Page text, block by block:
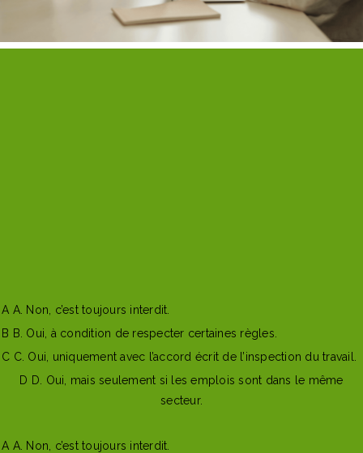
A A. Non, c’est toujours interdit.
B B. Oui, à condition de respecter certaines règles.
C C. Oui, uniquement avec l’accord écrit de l’inspection du travail.
D D. Oui, mais seulement si les emplois sont dans le même
secteur.
A A. Non, c’est toujours interdit.